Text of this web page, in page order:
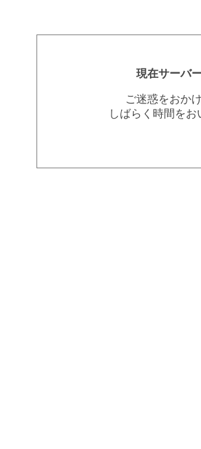
現在サーバ
ご迷惑をおか
しばらく時間を